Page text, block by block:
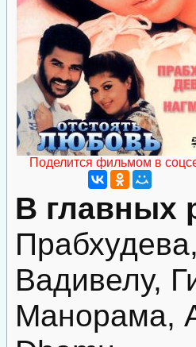
Поделится фильмом в
В главных
Вадивелу,
Манорама,